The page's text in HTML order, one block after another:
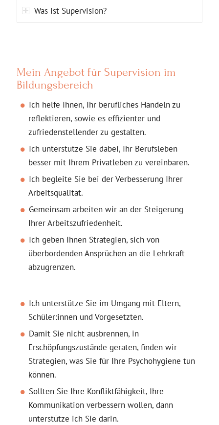
Was ist Supervision?
Mein Angebot für Supervision im
Bildungsbereich
Ich helfe Ihnen, Ihr berufliches Handeln zu
reflektieren, sowie es effizienter und
zufriedenstellender zu gestalten.
Ich unterstütze Sie dabei, Ihr Berufsleben
besser mit Ihrem Privatleben zu vereinbaren.
Ich begleite Sie bei der Verbesserung Ihrer
Arbeitsqualität.
Gemeinsam arbeiten wir an der Steigerung
Ihrer Arbeitszufriedenheit.
Ich geben Ihnen Strategien, sich von
überbordenden Ansprüchen an die Lehrkraft
abzugrenzen.
Ich unterstütze Sie im Umgang mit Eltern,
Schüler:innen und Vorgesetzten.
Damit Sie nicht ausbrennen, in
Erschöpfungszustände geraten, finden wir
Strategien, was Sie für Ihre Psychohygiene tun
können.
Sollten Sie Ihre Konfliktfähigkeit, Ihre
Kommunikation verbessern wollen, dann
unterstütze ich Sie darin.